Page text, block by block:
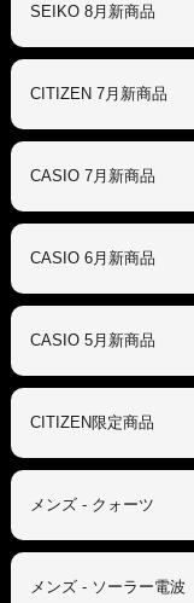
SEIKO 8月新商品
CITIZEN 7月新商品
CASIO 7月新商品
CASIO 6月新商品
CASIO 5月新商品
CITIZEN限定商品
メンズ - クォーツ
メンズ - ソーラー電波